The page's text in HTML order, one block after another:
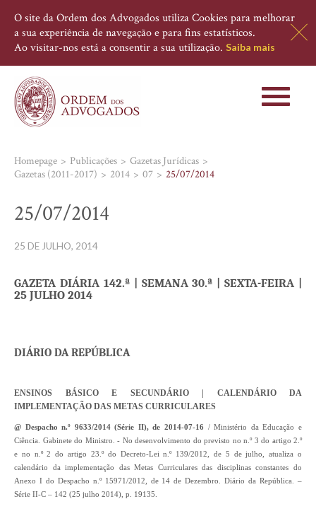
O site da Ordem dos Advogados utiliza Cookies para melhorar
a sua experiência de navegação e para fins estatísticos.
Ao visitar-nos está a consentir a sua utilização. Saiba mais
Toggle
Homepage Publicações
Gazetas Jurídicas
Gazetas (2011-2017)
2014 07 25/07/2014
25/07/2014
25 DE JULHO, 2014
GAZETA DIÁRIA 142.ª | SEMANA 30.ª | SEXTA-FEIRA
25 JULHO 2014
DIÁRIO DA REPÚBLICA
ENSINOS BÁSICO E SECUNDÁRIO | CALENDÁRIO DA
IMPLEMENTAÇÃO DAS METAS CURRICULARES
@ Despacho n.º 9633/2014 (Série II), de 2014-07-16 / Ministério da Educação e
Ciência. Gabinete do Ministro. - No desenvolvimento do previsto no n.º 3 do artigo 2.º
e no n.º 2 do artigo 23.º do Decreto-Lei n.º 139/2012, de 5 de julho, atualiza o
calendário da implementação das Metas Curriculares das disciplinas constantes do
Anexo I do Despacho n.º 15971/2012, de 14 de Dezembro. Diário da República. –
Série II-C – 142 (25 julho 2014), p. 19135.